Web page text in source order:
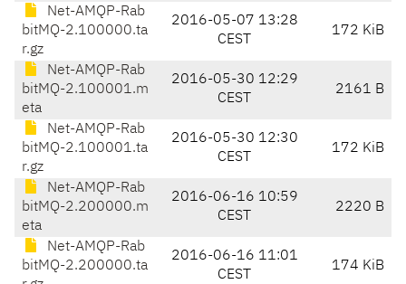
Net-AMQP-Rab
bitMQ-2.100000.ta
r.gz
2016-05-07 13:28
CEST
172 KiB
Net-AMQP-Rab
bitMQ-2.100001.m
eta
2016-05-30 12:29
CEST
2161 B
Net-AMQP-Rab
bitMQ-2.100001.ta
r.gz
2016-05-30 12:30
CEST
172 KiB
Net-AMQP-Rab
bitMQ-2.200000.m
eta
2016-06-16 10:59
CEST
2220 B
Net-AMQP-Rab
bitMQ-2.200000.ta
2016-06-16 11:01
CEST
174 KiB